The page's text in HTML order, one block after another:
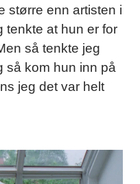
større enn artisten i
tenkte at hun er for
så tenkte jeg
kom hun inn på
jeg det var helt